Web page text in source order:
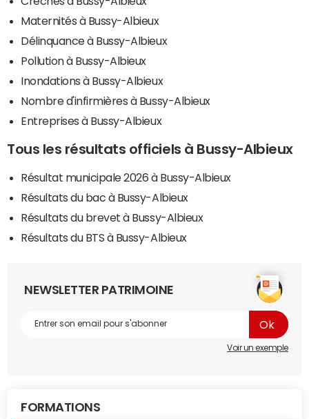
Maternités à Bussy-Albieux
Délinquance à Bussy-Albieux
Pollution à Bussy-Albieux
Inondations à Bussy-Albieux
Nombre d'infirmières à Bussy-Albieux
Entreprises à Bussy-Albieux
Tous les résultats officiels à Bussy-Albieux
Résultat municipale 2026 à Bussy-Albieux
Résultats du bac à Bussy-Albieux
Résultats du brevet à Bussy-Albieux
Résultats du BTS à Bussy-Albieux
NEWSLETTER PATRIMOINE
Voir un exemple
FORMATIONS